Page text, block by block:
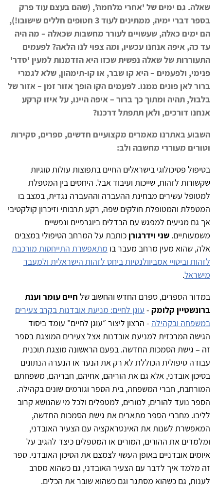
שאלה. גם ימים של 'אחרי מלחמה', (שהם בעצם עוד פרק
בספר דברי ימיה, ממתינים לעוד 3 חטופים חללים שישובו!),
הם ימים כאלה, שעשויים לעורר מחשבות שכאלה – מה היה
עד כה, איפה אנחנו עכשיו, ומה צפוי לנו הלאה? לפעמים
התעוררות של שאלה נפשית שכזו היא הזדמנות למעין 'סדר'
פנימי, ולפעמים – היא קו שבר, או קו-תימהון, שלא לגמרי
ברור לאן פונים ממנו. לפעמים הקו הופך אזור זמן – אזור של
בלבול, תהיה ומתוך כך ברור – איפה היינו, על איזו קרקע
אנחנו דורכים, ולאן תתפתל דרכנו?
השבוע באתרנו מאמרים מקצועיים חדשים, ספרים, סקירות
וטורים מעוררי מחשבה ולב:
בטיפול פסיכולוגי בישראלים החיים בתפוצות עולות סוגיות
שקשורות לזהות, שייכות ועיבוד אבל. היחסים בין המטפלת
למטופל עשירים מבחינת ההעברה וההעברה נגדית, במצב בו
המטפלת והמטופלת חולקים שפה, רקע תרבותי וזיכרון קולקטיבי
אך גם מגיעים למפגש עם הבדלים ביוגרפיים ונפשיים
משמעותיים. שני וידרגורן כותבת על המרחב הטיפולי במצבים
אלה, שהוא מעין מרחב מעבר בו מתאפשרת התייחסות מורכבת
לזהות וביטויי אמביוולנטיות ביחס לזהות הישראלית ולמעבר
מישראל.
במדור הספרים, ספרם החדש והחשוב של חיים עומר וענת
ברונשטיין קלומק - עוגן לחיים: מניעת אובדנות בקרב צעירים
במשפחה ובקהילה - הרצון ליצור ״עוגן לחיים" עומד ביסוד
הגישה המרכזית למניעת אובדנות אצל צעירים המוצגת בספר
זה – גישת הסמכות החדשה. בפעם הראשונה מוצגת תוכנית
עבודה טיפולית הכוללת לא רק את הנער או הנערה הנתונים
בסיכון אובדני, אלא גם את הוריהם, אחיהם, חבריהם, משפחתם
המורחבת, חברי המשפחה, בית הספר וגורמים שונים בקהילה.
הספר נועד להורים, למורים, למטפלים ולכל מי שהנושא קרוב
לליבו. מחברי הספר מתארים את גישת הסמכות החדשה,
המאפשרת לשנות את האינטראקציה עם הצעיר האובדני,
ומלמדים את ההורים, המורים או המטפלים כיצד להגיב על
איומים אובדניים באופן העשוי לצמצם את הסיכון האובדני. ספר
זה מלמד איך לדבר עם הצעיר האובדני, גם כשהוא מסרב
לענות, גם כשהוא מסתגר וגם כשהוא שובר את הכלים.